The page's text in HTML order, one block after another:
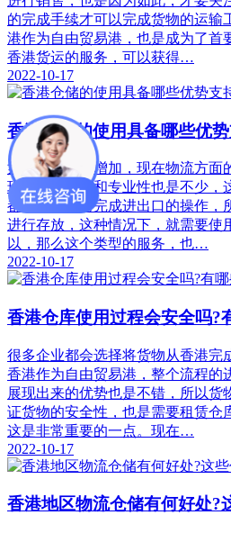
的完成手续才可以完成货物的运输
港作为自由贸易港，也是成为了首
香港货运的服务，可以获得…
2022-10-17
香港仓储的使用具备哪些优势
如今需求量的增加，现在物流方面
现出来的优势和专业性也是不少，
都需要从香港完成进出口的操作，
进行存放，这种情况下，就需要使
以，那么这个类型的服务，也…
2022-10-17
香港仓库使用过程会安全吗?
很多企业都会选择将货物从香港完
香港作为自由贸易港，整个流程的
展现出来的优势也是不错，所以货
证货物的安全性，也是需要租赁仓
这是非常重要的一点。现在…
2022-10-17
香港地区物流仓储有何好处?